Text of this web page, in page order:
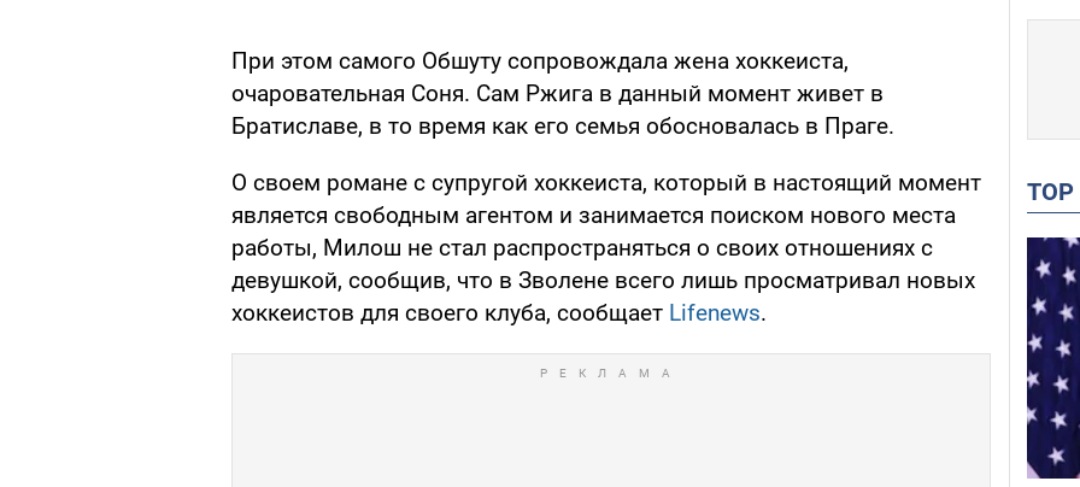
При этом самого Обшуту сопровождала жена хоккеиста,
очаровательная Соня. Сам Ржига в данный момент живет в
Братиславе, в то время как его семья обосновалась в Праге.
О своем романе с супругой хоккеиста, который в настоящий момент
является свободным агентом и занимается поиском нового места
работы, Милош не стал распространяться о своих отношениях с
девушкой, сообщив, что в Зволене всего лишь просматривал новых
хоккеистов для своего клуба, сообщает Lifenews.